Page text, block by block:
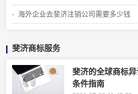
海外企业去斐济注销公司需要多少钱
斐济商标服务
斐济的全球商标异
条件指南